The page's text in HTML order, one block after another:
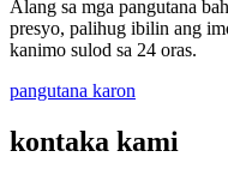
Alang sa mga pangutana
presyo, palihug ibilin ang
kanimo sulod sa 24 oras.
pangutana karon
kontaka kami